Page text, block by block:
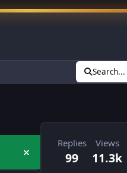
Search...
Hide announcement
Replies
99
Views
11.3k